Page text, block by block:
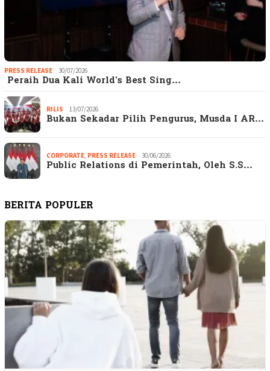
PRESS RELEASE 30/07/2026
Peraih Dua Kali World’s Best Sing…
RILIS 13/07/2026
Bukan Sekadar Pilih Pengurus, Musda I AR…
CORPORATE PRESS RELEASE 30/06/2026
Public Relations di Pemerintah, Oleh S.S…
BERITA POPULER